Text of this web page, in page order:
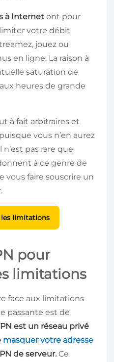
à Internet ont pour
votre débit
jouez ou
en ligne. La raison à
saturation de
heures de grande
à fait arbitraires et
vous n’en aurez
pas rare que
à ce genre de
vous faire souscrire un
limitations
pour
limitations
face aux limitations
passante est de
est un réseau privé
masquer votre adresse
de serveur. Ce